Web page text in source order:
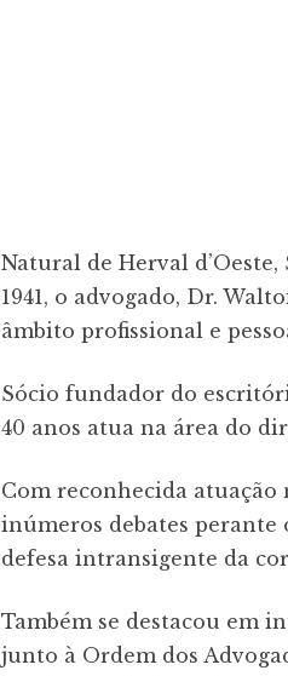
Natural de Herval
1941, o advogado, Dr.
âmbito profissional e
Sócio fundador do
40 anos atua na área do
Com reconhecida atuação
inúmeros debates perante
defesa intransigente da
Também se destacou em
junto à Ordem dos